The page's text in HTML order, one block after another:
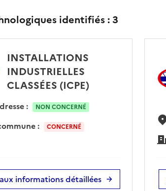
identifiés :3
INSTALLATIONS
INDUSTRIELLES
CLASSÉES (ICPE)
: NON CONCERNÉ
: CONCERNÉ
informations détaillées